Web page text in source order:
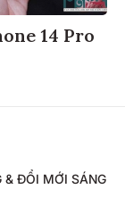
14 Pro
& ĐỔI MỚI SÁNG